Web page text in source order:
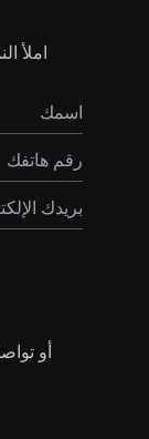
املأ
أو